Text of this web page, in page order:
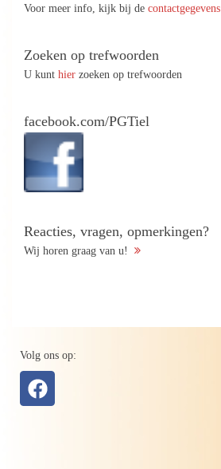
Voor meer info, kijk bij de contactgegevens
Zoeken op trefwoorden
U kunt hier zoeken op trefwoorden
facebook.com/PGTiel
Reacties, vragen, opmerkingen?
Wij horen graag van u!
Volg ons op: